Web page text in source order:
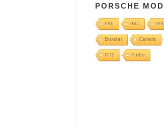
PORSCHE
986 987
Boxster Carrera
GT3 Turbo